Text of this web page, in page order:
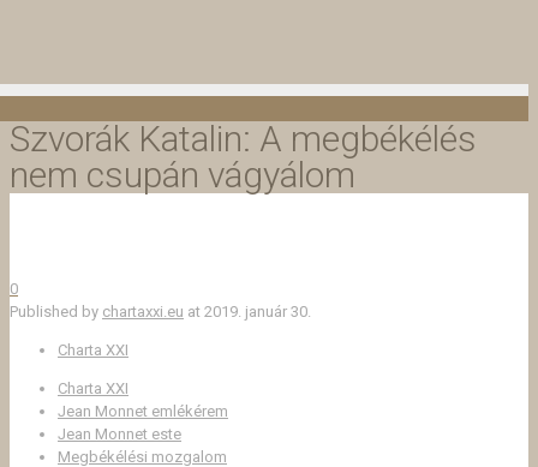
Szvorák Katalin: A megbékélés
nem csupán vágyálom
0
Published by chartaxxi.eu at 2019. január 30.
Charta XXI
Charta XXI
Jean Monnet emlékérem
Jean Monnet este
Megbékélési mozgalom